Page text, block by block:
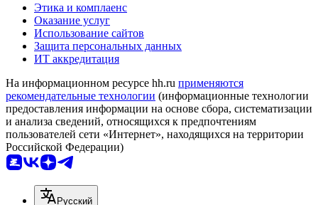
Этика и комплаенс
Оказание услуг
Использование сайтов
Защита персональных данных
ИТ аккредитация
На информационном ресурсе hh.ru применяются
рекомендательные технологии (информационные технологии
предоставления информации на основе сбора, систематизации
и анализа сведений, относящихся к предпочтениям
пользователей сети «Интернет», находящихся на территории
Российской Федерации)
Русский